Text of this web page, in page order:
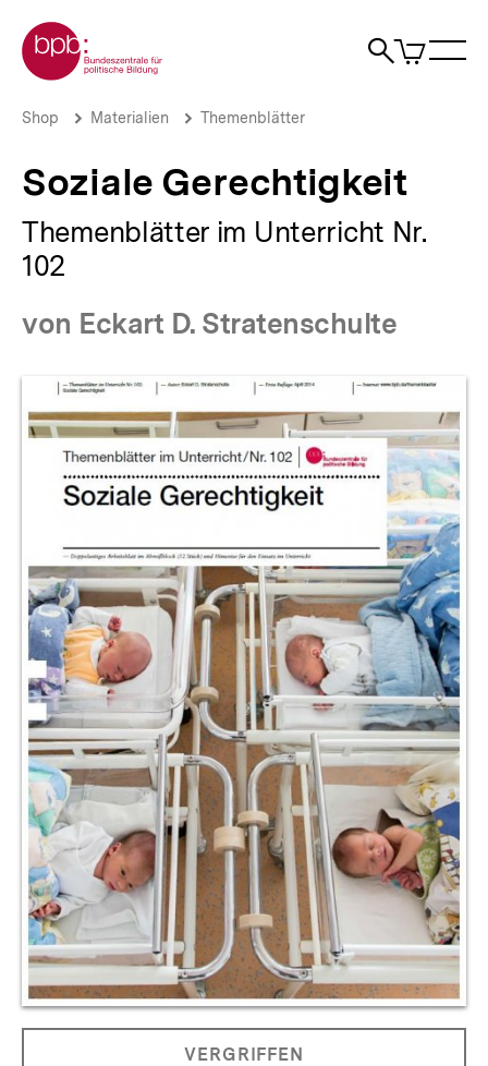
zum
Seiteninhalt
springen
Zur Startseite der bpb
Suche
Artikel
im
Soziale
bpb.de
Brotkrümelnavigation
Pfadnavigation
Shop Materialien Themenblätter
Soziale Gerechtigkeit
Themenblätter im Unterricht Nr.
102
von Eckart D. Stratenschulte
Produktvorschau
Allgemeine
PRODUKT
VERGRIFFEN